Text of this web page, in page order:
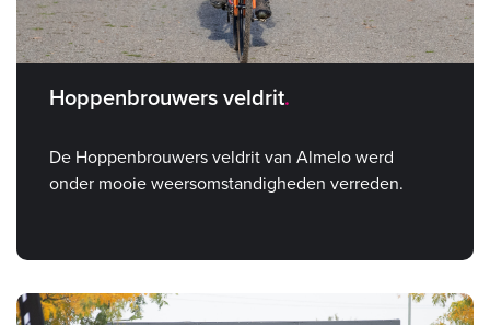
Hoppenbrouwers veldrit
De Hoppenbrouwers veldrit van Almelo werd
onder mooie weersomstandigheden verreden.